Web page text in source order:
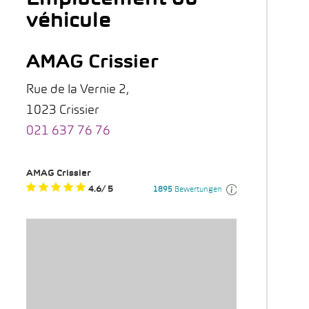
véhicule
AMAG Crissier
Rue de la Vernie 2,
1023 Crissier
021 637 76 76